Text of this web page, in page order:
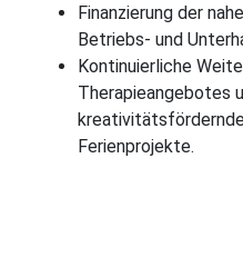
Finanzierung der
Betriebs- und
Kontinuierliche
Therapieangebotes
Ferienprojekte.